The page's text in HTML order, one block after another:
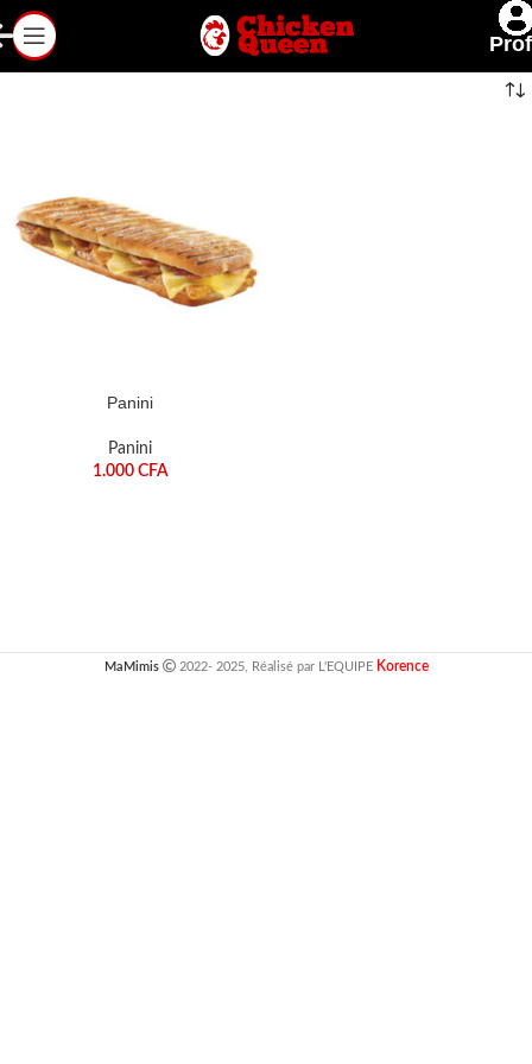
Panini
Panini
1.000 CFA
MaMimis 2022- 2025, Réalisé par L'EQUIPE Korence